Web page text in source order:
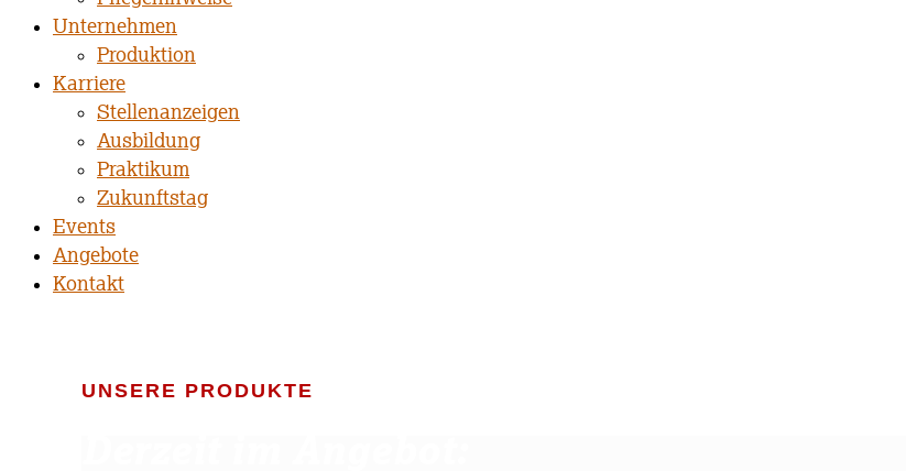
Unternehmen
Produktion
Karriere
Stellenanzeigen
Ausbildung
Praktikum
Zukunftstag
Events
Angebote
Kontakt
UNSERE PRODUKTE